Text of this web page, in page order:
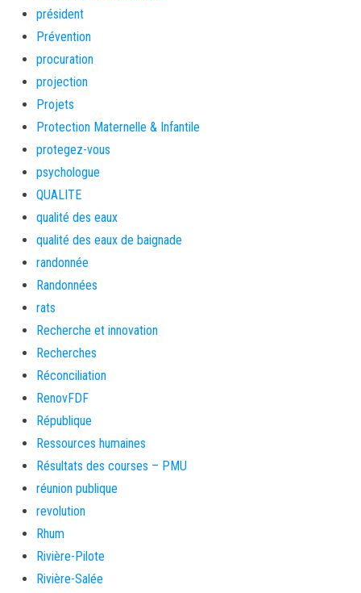
président
Prévention
procuration
projection
Projets
Protection Maternelle & Infantile
protegez-vous
psychologue
QUALITE
qualité des eaux
qualité des eaux de baignade
randonnée
Randonnées
rats
Recherche et innovation
Recherches
Réconciliation
RenovFDF
République
Ressources humaines
Résultats des courses – PMU
réunion publique
revolution
Rhum
Rivière-Pilote
Rivière-Salée